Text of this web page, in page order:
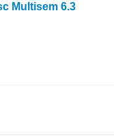
Multisem 6.3